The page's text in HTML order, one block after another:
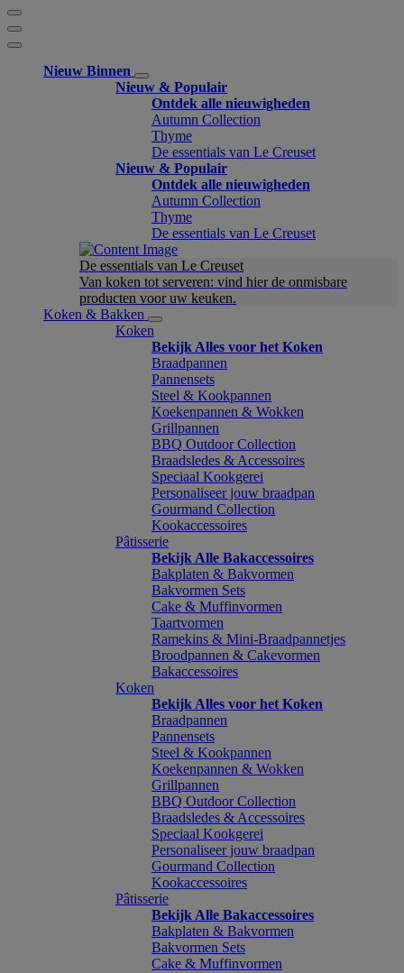
Nieuw Binnen
Nieuw & Populair
Ontdek alle nieuwigheden
Autumn Collection
Thyme
De essentials van Le Creuset
Nieuw & Populair
Ontdek alle nieuwigheden
Autumn Collection
Thyme
De essentials van Le Creuset
De essentials van Le Creuset
Van koken tot serveren: vind hier de onmisbare
producten voor uw keuken.
Koken & Bakken
Koken
Bekijk Alles voor het Koken
Braadpannen
Pannensets
Steel & Kookpannen
Koekenpannen & Wokken
Grillpannen
BBQ Outdoor Collection
Braadsledes & Accessoires
Speciaal Kookgerei
Personaliseer jouw braadpan
Gourmand Collection
Kookaccessoires
Pâtisserie
Bekijk Alle Bakaccessoires
Bakplaten & Bakvormen
Bakvormen Sets
Cake & Muffinvormen
Taartvormen
Ramekins & Mini-Braadpannetjes
Broodpannen & Cakevormen
Bakaccessoires
Koken
Bekijk Alles voor het Koken
Braadpannen
Pannensets
Steel & Kookpannen
Koekenpannen & Wokken
Grillpannen
BBQ Outdoor Collection
Braadsledes & Accessoires
Speciaal Kookgerei
Personaliseer jouw braadpan
Gourmand Collection
Kookaccessoires
Pâtisserie
Bekijk Alle Bakaccessoires
Bakplaten & Bakvormen
Bakvormen Sets
Cake & Muffinvormen